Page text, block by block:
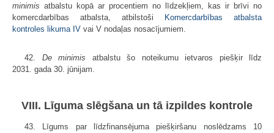
minimis atbalstu kopā ar procentiem no līdzekļiem, kas ir brīvi no
komercdarbības atbalsta, atbilstoši
Komercdarbības atbalsta
kontroles likuma IV vai V nodaļas nosacījumiem.
42. De minimis atbalstu šo noteikumu ietvaros piešķir līdz
2031. gada 30. jūnijam.
VIII. Līguma slēgšana un tā izpildes kontrole
43. Līgums par līdzfinansējuma piešķiršanu noslēdzams 10